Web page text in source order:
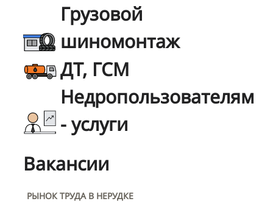
Грузовой
шиномонтаж
ДТ, ГСМ
Недропользователям
- услуги
Вакансии
РЫНОК ТРУДА В НЕРУДКЕ